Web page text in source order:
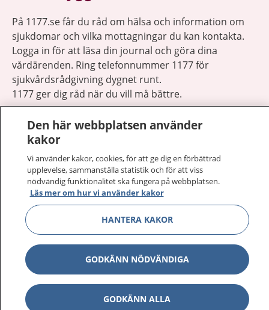
På 1177.se får du råd om hälsa och information om
sjukdomar och vilka mottagningar du kan kontakta.
Logga in för att läsa din journal och göra dina
vårdärenden. Ring telefonnummer 1177 för
sjukvårdsrådgivning dygnet runt.
1177 ger dig råd när du vill må bättre.
1177 på flera språk
Om 1177 Visa
Visa
Behandling av personuppgifter
Den här webbplatsen använder
kakor
Vi använder kakor, cookies, för att ge dig en förbättrad
upplevelse, sammanställa statistik och för att viss
nödvändig funktionalitet ska fungera på webbplatsen.
Läs mer om hur vi använder kakor
HANTERA KAKOR
GODKÄNN NÖDVÄNDIGA
GODKÄNN ALLA